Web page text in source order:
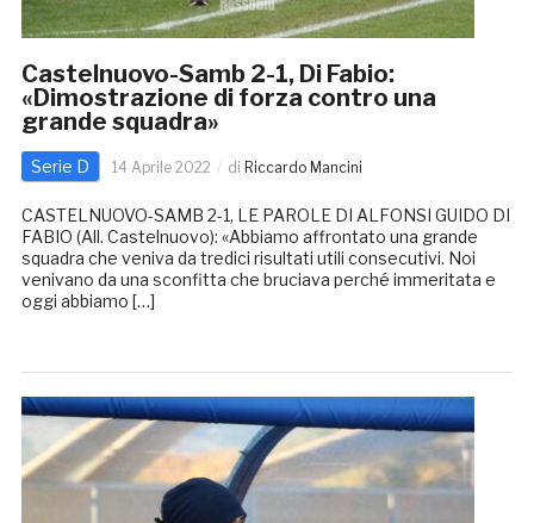
Castelnuovo-Samb 2-1, Di Fabio:
«Dimostrazione di forza contro una
grande squadra»
Serie D 14 Aprile 2022 di Riccardo Mancini
CASTELNUOVO-SAMB 2-1, LE PAROLE DI ALFONSI GUIDO DI
FABIO (All. Castelnuovo): «Abbiamo affrontato una grande
squadra che veniva da tredici risultati utili consecutivi. Noi
venivano da una sconfitta che bruciava perché immeritata e
oggi abbiamo […]